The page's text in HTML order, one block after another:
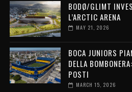
BODØ/GLIMT
L’ARCTIC ARENA
MAY 21, 2026
BOCA JUNIORS
DELLA
POSTI
MARCH 15, 2026